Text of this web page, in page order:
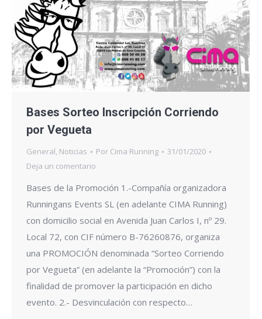
Bases Sorteo Inscripción Corriendo
por Vegueta
General, Noticias Por Cima Running
31/01/2020
Deja un comentario
Bases de la Promoción 1.-Compañía organizadora
Runningans Events SL (en adelante CIMA Running)
con domicilio social en Avenida Juan Carlos I, nº 29.
Local 72, con CIF número B-76260876, organiza
una PROMOCIÓN denominada “Sorteo Corriendo
por Vegueta” (en adelante la “Promoción”) con la
finalidad de promover la participación en dicho
evento. 2.- Desvinculación con respecto…